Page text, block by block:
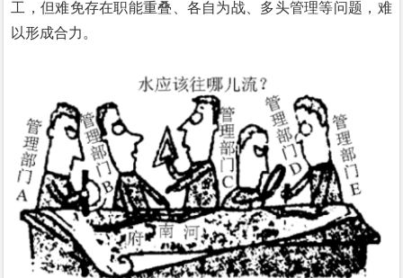
工，但难免存在职能重叠、各自为战、多头管理等问题，难
以形成合力。